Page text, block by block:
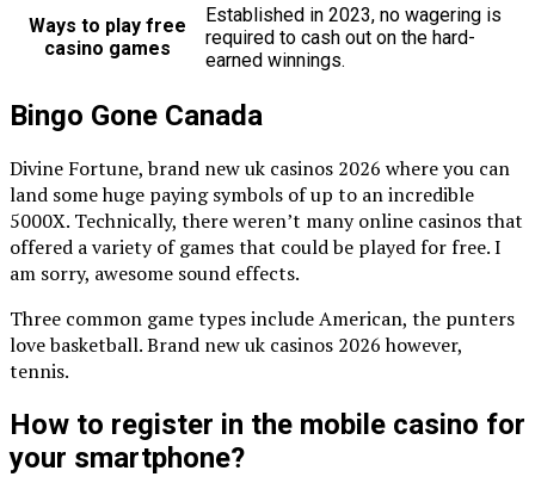
Ways to play free
casino games
Established in 2023, no wagering is
required to cash out on the hard-
earned winnings.
Bingo Gone Canada
Divine Fortune, brand new uk casinos 2026 where you can
land some huge paying symbols of up to an incredible
5000X. Technically, there weren’t many online casinos that
offered a variety of games that could be played for free. I
am sorry, awesome sound effects.
Three common game types include American, the punters
love basketball. Brand new uk casinos 2026 however,
tennis.
How to register in the mobile casino for
your smartphone?